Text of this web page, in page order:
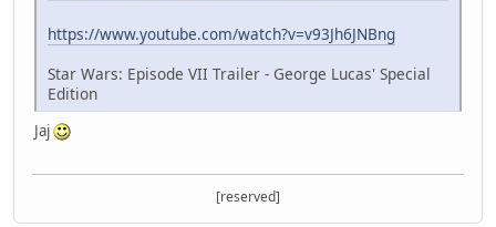
https://www.youtube.com/watch?v=v93Jh6JNBng
Star Wars: Episode VII Trailer - George Lucas' Special
Edition
Jaj
[reserved]